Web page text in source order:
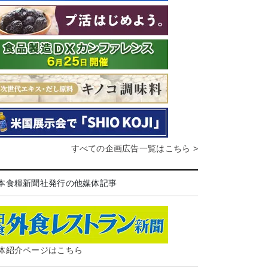
すべての企画広告一覧はこちら >
食糧新聞社発行の他媒体記事
紹介ページはこちら